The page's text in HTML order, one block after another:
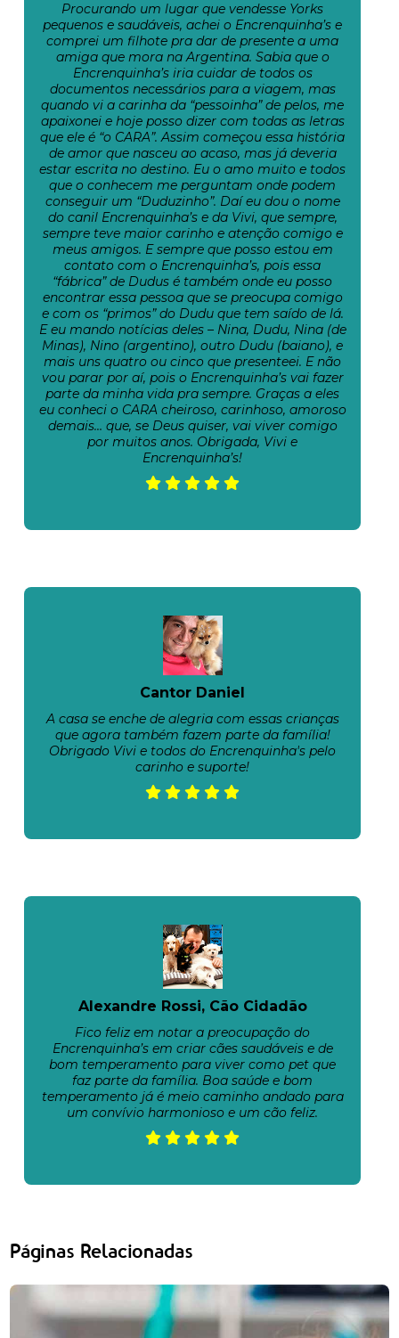
Procurando um lugar que vendesse Yorks
pequenos e saudáveis, achei o Encrenquinha’s e
comprei um filhote pra dar de presente a uma
amiga que mora na Argentina. Sabia que o
Encrenquinha’s iria cuidar de todos os
documentos necessários para a viagem, mas
quando vi a carinha da “pessoinha” de pelos, me
apaixonei e hoje posso dizer com todas as letras
que ele é “o CARA”. Assim começou essa história
de amor que nasceu ao acaso, mas já deveria
estar escrita no destino. Eu o amo muito e todos
que o conhecem me perguntam onde podem
conseguir um “Duduzinho”. Daí eu dou o nome
do canil Encrenquinha’s e da Vivi, que sempre,
sempre teve maior carinho e atenção comigo e
meus amigos. E sempre que posso estou em
contato com o Encrenquinha’s, pois essa
“fábrica” de Dudus é também onde eu posso
encontrar essa pessoa que se preocupa comigo
e com os “primos” do Dudu que tem saído de lá.
E eu mando notícias deles – Nina, Dudu, Nina (de
Minas), Nino (argentino), outro Dudu (baiano), e
mais uns quatro ou cinco que presenteei. E não
vou parar por aí, pois o Encrenquinha’s vai fazer
parte da minha vida pra sempre. Graças a eles
eu conheci o CARA cheiroso, carinhoso, amoroso
demais… que, se Deus quiser, vai viver comigo
por muitos anos. Obrigada, Vivi e
Encrenquinha’s!
Cantor Daniel
A casa se enche de alegria com essas crianças
que agora também fazem parte da família!
Obrigado Vivi e todos do Encrenquinha's pelo
carinho e suporte!
Alexandre Rossi, Cão Cidadão
Fico feliz em notar a preocupação do
Encrenquinha’s em criar cães saudáveis e de
bom temperamento para viver como pet que
faz parte da família. Boa saúde e bom
temperamento já é meio caminho andado para
um convívio harmonioso e um cão feliz.
Páginas Relacionadas